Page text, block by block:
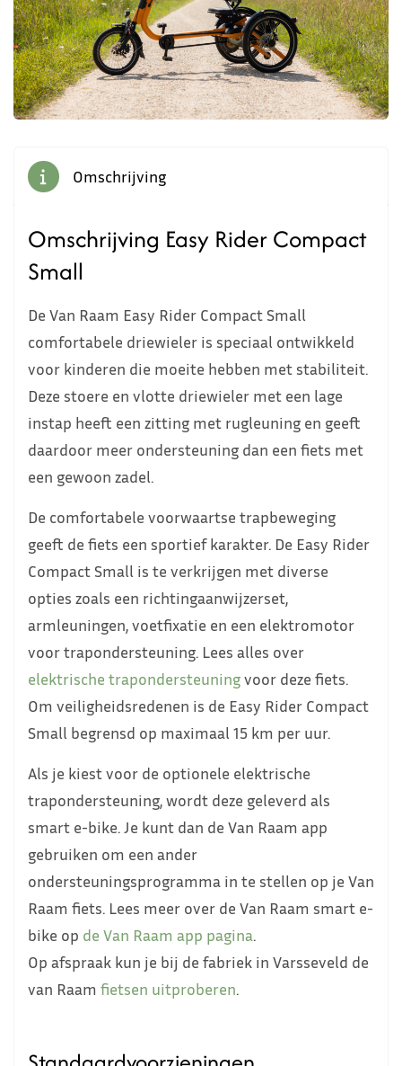
Omschrijving
Omschrijving Easy Rider Compact
Small
De Van Raam Easy Rider Compact Small
comfortabele driewieler is speciaal ontwikkeld
voor kinderen die moeite hebben met stabiliteit.
Deze stoere en vlotte driewieler met een lage
instap heeft een zitting met rugleuning en geeft
daardoor meer ondersteuning dan een fiets met
een gewoon zadel.
De comfortabele voorwaartse trapbeweging
geeft de fiets een sportief karakter. De Easy Rider
Compact Small is te verkrijgen met diverse
opties zoals een richtingaanwijzerset,
armleuningen, voetfixatie en een elektromotor
voor trapondersteuning. Lees alles over
elektrische trapondersteuningvoor deze fiets.
Om veiligheidsredenen is de Easy Rider Compact
Small begrensd op maximaal 15 km per uur.
Als je kiest voor de optionele elektrische
trapondersteuning, wordt deze geleverd als
smart e-bike. Je kunt dan de Van Raam app
gebruiken om een ander
ondersteuningsprogramma in te stellen op je Van
Raam fiets. Lees meer over de Van Raam smart e-
bike op de Van Raam app pagina.
Op afspraak kun je bij de fabriek in Varsseveld de
van Raam fietsen uitproberen.